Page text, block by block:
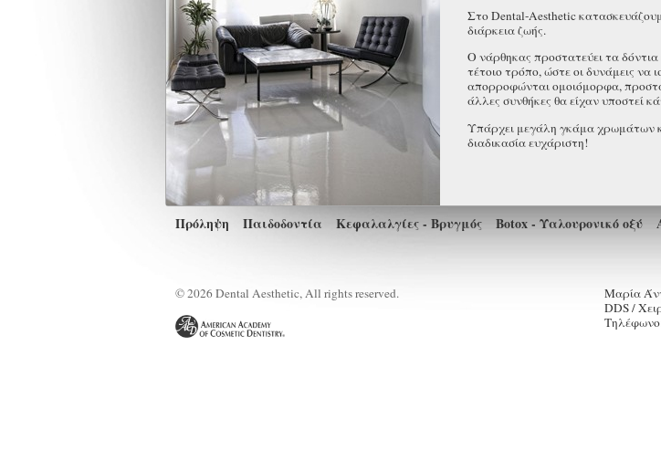
Στο Dental-Aesthetic
διάρκεια ζωής.
Ο νάρθηκας προστατεύει τα
τέτοιο τρόπο, ώστε οι δυνάμεις να
απορροφώνται ομοιόμορφα,
άλλες συνθήκες θα είχαν υποστεί
Υπάρχει μεγάλη γκάμα χρωμάτων
διαδικασία ευχάριστη!
Πρόληψη Παιδοδοντία Κεφαλαλγίες - Βρυγμός Botox - Υαλουρονικό οξύ
© 2026 Dental Aesthetic, All rights reserved.
Μαρία
DDS /